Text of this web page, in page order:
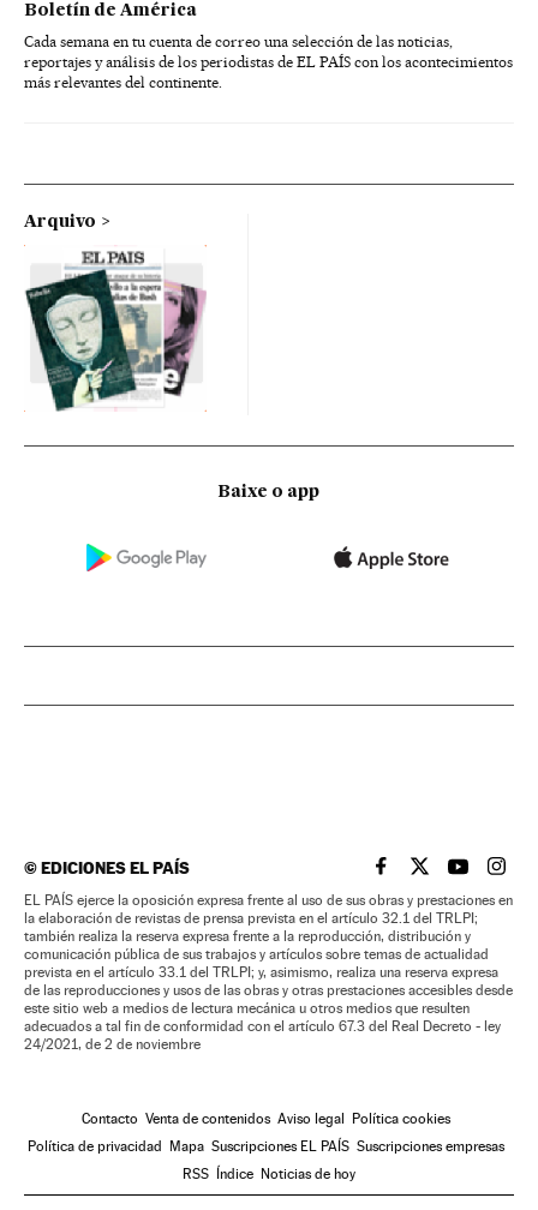
Boletín de América
Cada semana en tu cuenta de correo una selección de las noticias,
reportajes y análisis de los periodistas de EL PAÍS con los acontecimientos
más relevantes del continente.
Arquivo
Baixe o app
©EDICIONES EL PAÍS EL PAÍS BRASIL EN
EL PAÍSEL PAÍS
EL
EL PAÍS ejerce la oposición expresa frente al uso de sus obras y prestaciones en
la elaboración de revistas de prensa prevista en el artículo 32.1 del TRLPI;
también realiza la reserva expresa frente a la reproducción, distribución y
comunicación pública de sus trabajos y artículos sobre temas de actualidad
prevista en el artículo 33.1 del TRLPI; y, asimismo, realiza una reserva expresa
de las reproducciones y usos de las obras y otras prestaciones accesibles desde
este sitio web a medios de lectura mecánica u otros medios que resulten
adecuados a tal fin de conformidad con el artículo 67.3 del Real Decreto - ley
24/2021, de 2 de noviembre
Contacto Venta de contenidos Aviso legal
Política cookies
Política de privacidad
Mapa Suscripciones EL PAÍS Suscripciones empresas
RSS
Índice Noticias de hoy